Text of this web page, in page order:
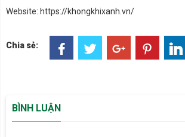
Website: https://khongkhixanh.vn/
Chia sẻ:
BÌNH LUẬN